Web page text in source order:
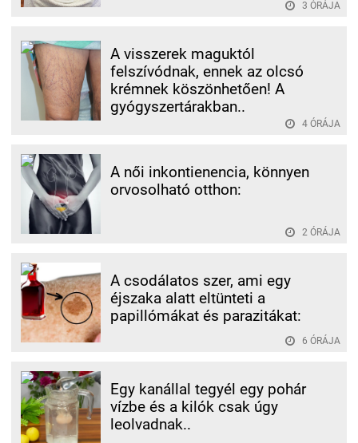
3 ÓRÁJA
A visszerek maguktól
felszívódnak, ennek az olcsó
krémnek köszönhetően! A
gyógyszertárakban..
4 ÓRÁJA
A női inkontienencia, könnyen
orvosolható otthon:
2 ÓRÁJA
A csodálatos szer, ami egy
éjszaka alatt eltünteti a
papillómákat és parazitákat:
6 ÓRÁJA
Egy kanállal tegyél egy pohár
vízbe és a kilók csak úgy
leolvadnak..